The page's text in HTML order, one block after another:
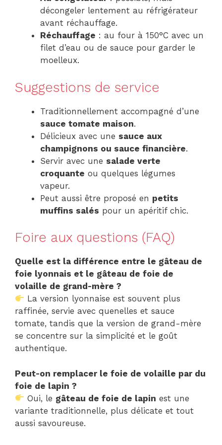
décongeler lentement au réfrigérateur
avant réchauffage.
Réchauffage : au four à 150°C avec un
filet d’eau ou de sauce pour garder le
moelleux.
Suggestions de service
Traditionnellement accompagné d’une
sauce tomate maison.
Délicieux avec une sauce aux
champignons ou sauce financière.
Servir avec une salade verte
croquante ou quelques légumes
vapeur.
Peut aussi être proposé en petits
muffins salés pour un apéritif chic.
Foire aux questions (FAQ)
Quelle est la différence entre le gâteau de
foie lyonnais et le gâteau de foie de
volaille de grand-mère ?
La version lyonnaise est souvent plus
raffinée, servie avec quenelles et sauce
tomate, tandis que la version de grand-mère
se concentre sur la simplicité et le goût
authentique.
Peut-on remplacer le foie de volaille par du
foie de lapin ?
Oui, le gâteau de foie de lapin est une
variante traditionnelle, plus délicate et tout
aussi savoureuse.